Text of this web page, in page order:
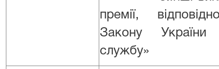
премії,
Закону
службу»